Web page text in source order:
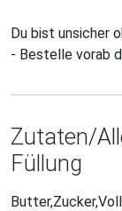
Du bist unsicher
- Bestelle vorab
Zutaten/
Füllung